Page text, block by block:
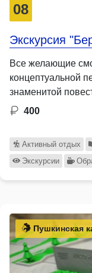
08
Экскурсия
Все желающие
концептуальной
знаменитой
400
Активный отдых
Экскурсии
Пушкинская